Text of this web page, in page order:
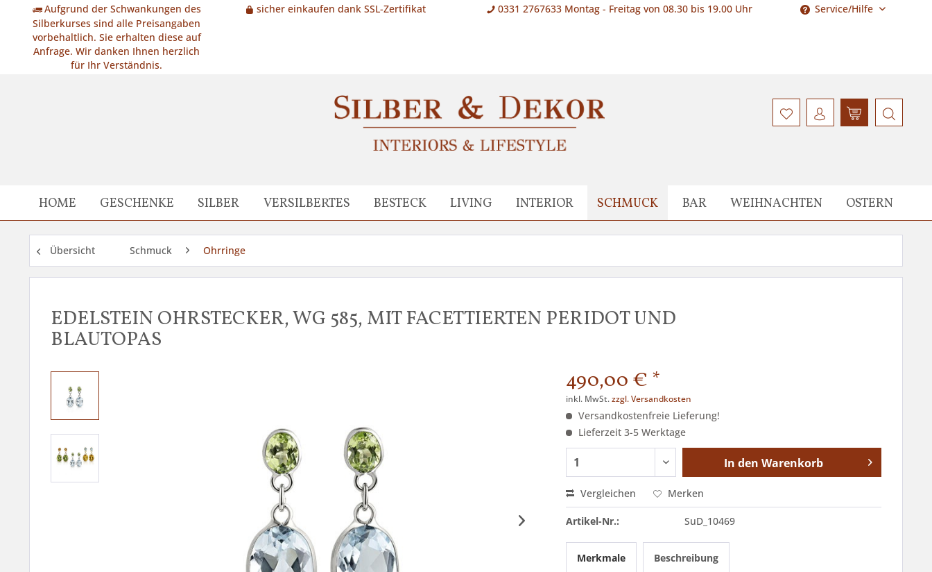
Aufgrund der Schwankungen des
Silberkurses sind alle Preisangaben
vorbehaltlich. Sie erhalten diese auf
Anfrage. Wir danken Ihnen herzlich
für Ihr Verständnis.
sicher einkaufen dank SSL-Zertifikat 0331 2767633 Montag - Freitag von 08.30 bis 19.00 Uhr Service/Hilfe
HOME GESCHENKE SILBER VERSILBERTES BESTECK LIVING INTERIOR SCHMUCK BAR WEIHNACHTEN OSTERN
Übersicht Schmuck Ohrringe
EDELSTEIN OHRSTECKER, WG 585, MIT FACETTIERTEN PERIDOT UND
BLAUTOPAS
490,00 € *
inkl. MwSt.zzgl. Versandkosten
Versandkostenfreie Lieferung!
Lieferzeit 3-5 Werktage
In den Warenkorb
Vergleichen Merken
Artikel-Nr.: SuD_10469
Merkmale Beschreibung